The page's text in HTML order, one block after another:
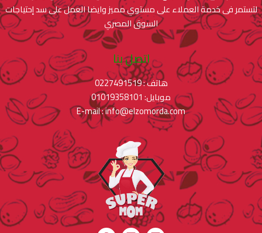
لتستمر فى خدمة العملاء على مستوي مميز وايضا العمل على سد إحتياجات
السوق المصري
اتصل بنا
هاتف : 0227491519
موبايل: 01019358101
E-mail : info@elzomorda.com